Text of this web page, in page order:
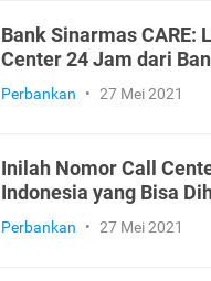
Bank Sinarmas CARE:
Center 24 Jam dari
Perbankan • 27 Mei 2021
Inilah Nomor Call
Indonesia yang Bisa
Perbankan • 27 Mei 2021